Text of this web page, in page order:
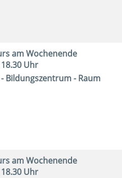
am Wochenende
Uhr
Bildungszentrum - Raum
am Wochenende
Uhr